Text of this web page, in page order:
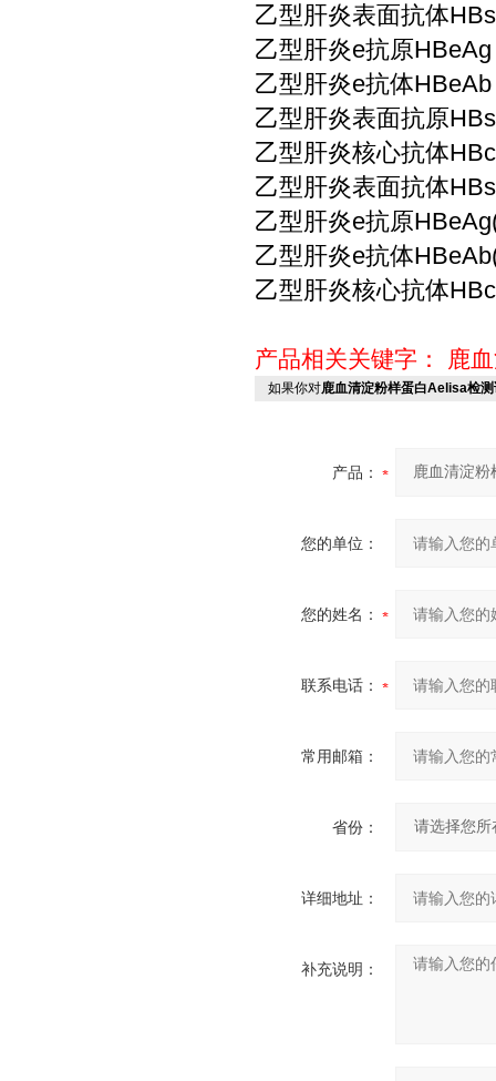
乙型肝炎表面抗体
乙型肝炎e抗原
乙型肝炎e抗体
乙型肝炎表面抗原
乙型肝炎核心抗体
乙型肝炎表面抗体
乙型肝炎e抗原
乙型肝炎e抗体
乙型肝炎核心抗体
产品相关关键字： 鹿
如果你对鹿血清淀粉样蛋白Aelisa检
产品：
您的单位：
您的姓名：
联系电话：
常用邮箱：
省份：
详细地址：
补充说明：